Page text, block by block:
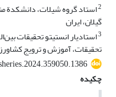
2استاد گروه شیلات، دانشکدة
گیلان، ایران
3استادیار انستیتو تحقیقات
تحقیقات، آموزش و ترویج
چکیده